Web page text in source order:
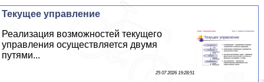
Текущее управление
Реализация возможностей текущего
управления осуществляется двумя
путями...
25 07 2026 19:28:51